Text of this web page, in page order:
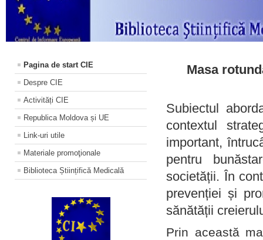
Pagina de start CIE
Despre CIE
Activități CIE
Republica Moldova și UE
Link-uri utile
Materiale promoţionale
Biblioteca Științifică Medicală
Masa
Subiectul
contextul
important,
pentru
societății. În
prevenției și
sănătății
Prin această